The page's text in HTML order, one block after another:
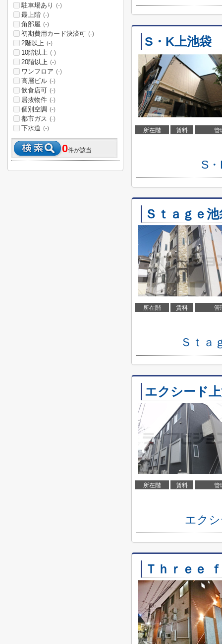
S・K上池袋
所在階 賃料 管
S
Ｓｔａｇｅ
所在階 賃料 管
Ｓｔａ
エクシード
所在階 賃料 管
エク
Ｔｈｒｅｅ
駐車場あり (-)
最上階 (-)
角部屋 (-)
初期費用カード決済可 (-)
2階以上 (-)
10階以上 (-)
20階以上 (-)
ワンフロア (-)
高層ビル (-)
飲食店可 (-)
居抜物件 (-)
個別空調 (-)
都市ガス (-)
下水道 (-)
0件が該当